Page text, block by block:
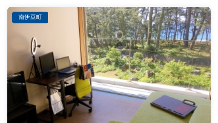
南伊豆町